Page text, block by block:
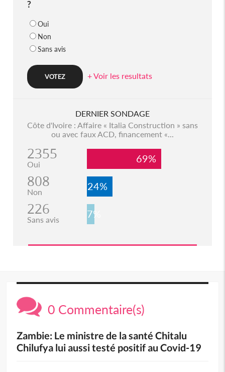
?
Oui
Non
Sans avis
+ Voir les resultats
DERNIER SONDAGE
Côte d'Ivoire : Affaire « Italia Construction » sans
ou avec faux ACD, financement «...
2355
Oui 69%
808
Non 24%
226
Sans avis 7%
0 Commentaire(s)
Zambie: Le ministre de la santé Chitalu
Chilufya lui aussi testé positif au Covid-19